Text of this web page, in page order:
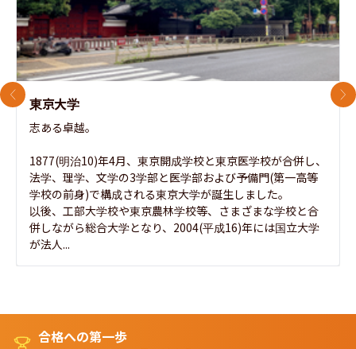
東京大学
志ある卓越。
1877(明治10)年4月、東京開成学校と東京医学校が合併し、
法学、理学、文学の3学部と医学部および予備門(第一高等
学校の前身)で構成される東京大学が誕生しました。
以後、工部大学校や東京農林学校等、さまざまな学校と合
併しながら総合大学となり、2004(平成16)年には国立大学
が法人...
前のスライド 次
合格への第一歩